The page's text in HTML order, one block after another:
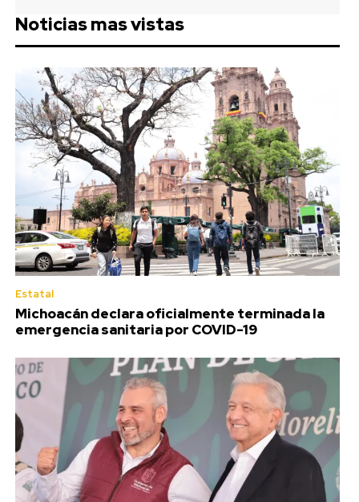
Noticias mas vistas
Estatal
Michoacán declara oficialmente terminada la
emergencia sanitaria por COVID-19